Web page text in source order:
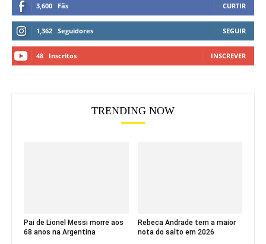
3,600 Fãs CURTIR
1,362 Seguidores SEGUIR
48 Inscritos INSCREVER
TRENDING NOW
Pai de Lionel Messi morre aos
68 anos na Argentina
Rebeca Andrade tem a maior
nota do salto em 2026